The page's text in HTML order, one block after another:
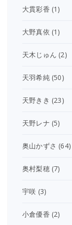
大貫彩香 (1)
大野真依 (1)
天木じゅん (2)
天羽希純(50)
天野きき (23)
天野レナ (5)
奥山かずさ (64)
奥村梨穂(7)
宇咲 (3)
小倉優香 (2)